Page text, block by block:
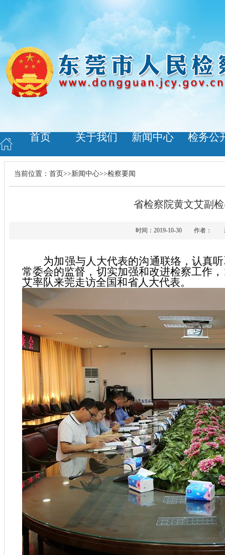
首页 关于我们 新闻中心 检务公
当前位置： 首页>>新闻中心>>检察要闻
省检察院黄文艾副
时间：2019-10-30 作者：
为加强与人大代表的沟通联络，认真听
常委会的监督，切实加强和改进检察工作
艾率队来莞走访全国和省人大代表。